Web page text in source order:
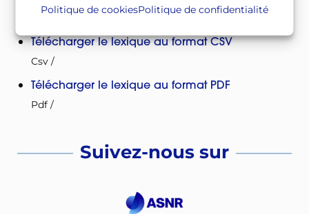
Politique de cookiesPolitique de confidentialité
À télécharger
Télécharger le lexique au format CSV
Csv /
Télécharger le lexique au format PDF
Pdf /
Suivez-nous sur